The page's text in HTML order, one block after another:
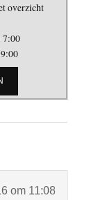
overzicht
7:00
om 11:08